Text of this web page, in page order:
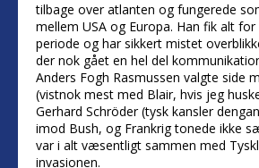
tilbage over atlanten og fungerede
mellem USA og Europa. Han fik alt
periode og har sikkert mistet
der nok gået en hel del
Anders Fogh Rasmussen valgte side
(vistnok mest med Blair, hvis jeg
Gerhard Schröder (tysk kansler
imod Bush, og Frankrig tonede ikke
var i alt væsentligt sammen med
invasionen.